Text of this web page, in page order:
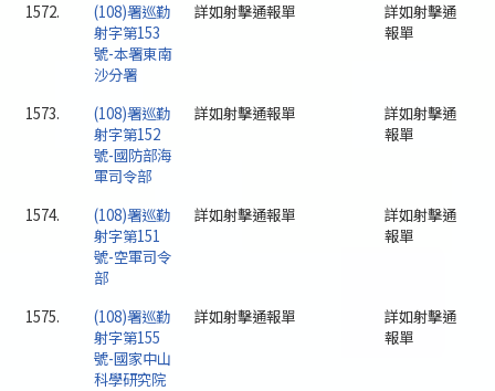
1572.
(108)署巡勤
射字第153
號-本署東南
沙分署
詳如射擊通報單
詳如射擊通
報單
1573.
(108)署巡勤
射字第152
號-國防部海
軍司令部
詳如射擊通報單
詳如射擊通
報單
1574.
(108)署巡勤
射字第151
號-空軍司令
部
詳如射擊通報單
詳如射擊通
報單
1575.
(108)署巡勤
射字第155
號-國家中山
科學研究院
詳如射擊通報單
詳如射擊通
報單